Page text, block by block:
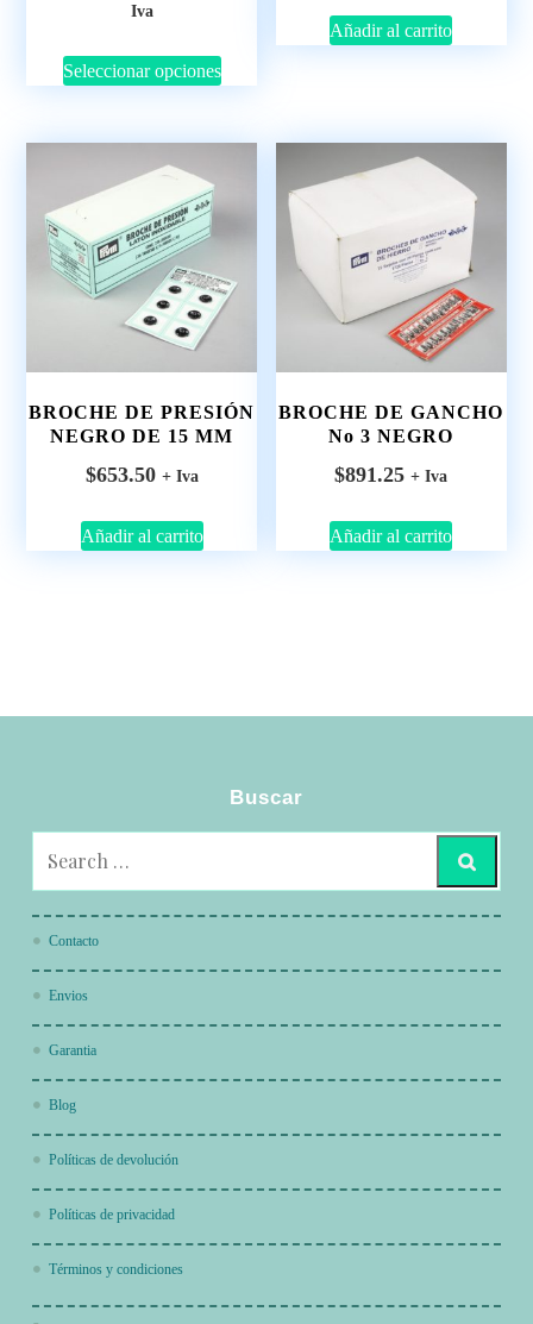
Iva
Seleccionar opciones
Añadir al carrito
BROCHE DE PRESIÓN
NEGRO DE 15 MM
$653.50 + Iva
Añadir al carrito
BROCHE DE GANCHO
No 3 NEGRO
$891.25 + Iva
Añadir al carrito
Buscar
Contacto
Envios
Garantia
Blog
Políticas de devolución
Políticas de privacidad
Términos y condiciones